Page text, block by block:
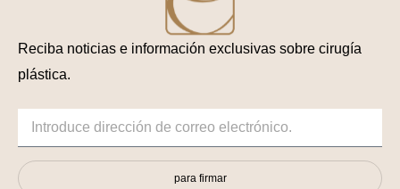
Reciba noticias e información exclusivas sobre cirugía
plástica.
para firmar